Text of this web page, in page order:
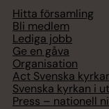
Hitta församling
Bli medlem
Lediga jobb
Ge en gåva
Organisation
Act Svenska
Svenska kyrkan i
Press – nationell